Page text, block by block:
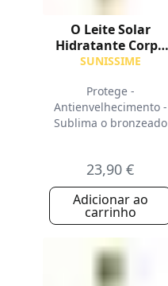
O Leite Solar
Hidratante Corpo
SPF50
SUNISSIME
Protege -
Antienvelhecimento -
Sublima o bronzeado
23,90 €
Adicionar ao
carrinho